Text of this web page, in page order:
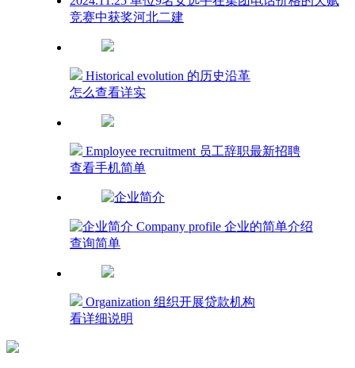
竞赛中获奖河北二建
Historical evolution 的历史沿革
怎么查看详实
Employee recruitment 员工辞职最新招聘
查看手机简单
Company profile 企业的简单介绍
查询简单
Organization 组织开展贷款机构
看详细说明